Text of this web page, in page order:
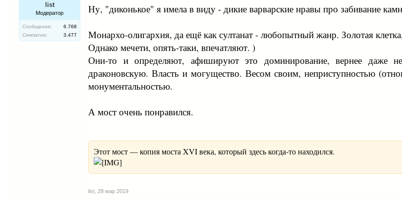
list
Модератор
Сообщения:
6.768
Симпатии:
3.477
Ну, "диконькое" я имела в виду - дикие варварские нравы про забивание
Монархо-олигархия, да ещё как султанат - любопытный жанр. Золотая
Однако мечети, опять-таки, впечатляют. )
Они-то и определяют, афишируют это доминирование, вернее даже
драконовскую. Власть и могущество. Весом своим, неприступностью
монументальностью.
А мост очень понравился.
Этот мост — копия моста XVI века, который здесь когда-то находился.
list 28 мар 2019